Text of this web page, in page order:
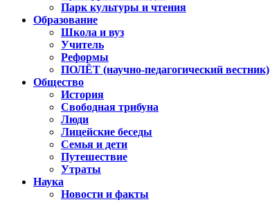
Парк культуры и чтения
Образование
Школа и вуз
Учитель
Реформы
ПОЛЁТ (научно-педагогический вестник)
Общество
История
Свободная трибуна
Люди
Лицейские беседы
Семья и дети
Путешествие
Утраты
Наука
Новости и факты